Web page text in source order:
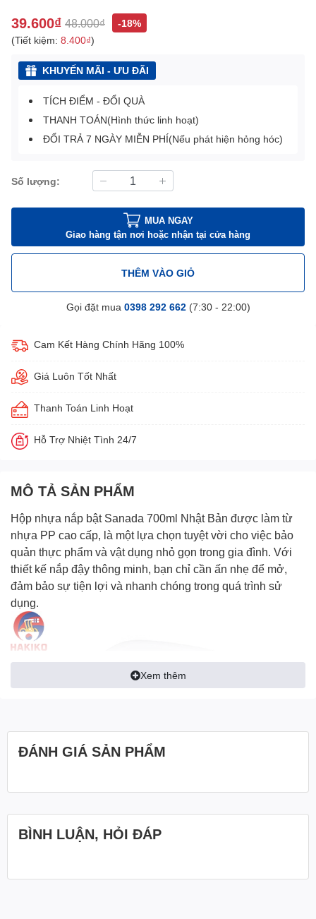
39.600₫ 48.000₫
-18%
(Tiết kiệm: 8.400₫)
KHUYẾN MÃI - ƯU ĐÃI
TÍCH ĐIỂM - ĐỔI QUÀ
THANH TOÁN(Hình thức linh hoạt)
ĐỔI TRẢ 7 NGÀY MIỄN PHÍ(Nếu phát hiện hỏng hóc)
Số lượng:
MUA NGAY
Giao hàng tận nơi hoặc nhận tại cửa hàng
THÊM VÀO GIỎ
Gọi đặt mua 0398 292 662(7:30 - 22:00)
Cam Kết Hàng Chính Hãng 100%
Giá Luôn Tốt Nhất
Thanh Toán Linh Hoạt
Hỗ Trợ Nhiệt Tình 24/7
MÔ TẢ SẢN PHẨM
Hộp nhựa nắp bật Sanada 700ml Nhật Bản được làm từ
nhựa PP cao cấp, là một lựa chọn tuyệt vời cho việc bảo
quản thực phẩm và vật dụng nhỏ gọn trong gia đình. Với
thiết kế nắp đậy thông minh, bạn chỉ cần ấn nhẹ để mở,
đảm bảo sự tiện lợi và nhanh chóng trong quá trình sử
dụng.
Xem thêm
ĐÁNH GIÁ SẢN PHẨM
BÌNH LUẬN, HỎI ĐÁP